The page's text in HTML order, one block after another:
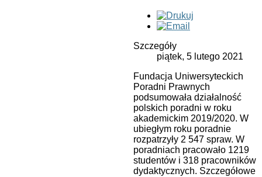
Szczegóły
piątek, 5 lutego 2021
Fundacja Uniwersyteckich
Poradni Prawnych
podsumowała działalność
polskich poradni w roku
akademickim 2019/2020. W
ubiegłym roku poradnie
rozpatrzyły 2 547 spraw. W
poradniach pracowało 1219
studentów i 318 pracowników
dydaktycznych. Szczegółowe